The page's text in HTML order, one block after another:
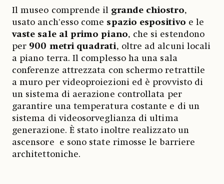
Il museo comprende il grande chiostro,
usato anch'esso come spazio espositivo e le
vaste sale al primo piano, che si estendono
per 900 metri quadrati, oltre ad alcuni locali
a piano terra. Il complesso ha una sala
conferenze attrezzata con schermo retrattile
a muro per videoproiezioni ed è provvisto di
un sistema di aerazione controllata per
garantire una temperatura costante e di un
sistema di videosorveglianza di ultima
generazione. È stato inoltre realizzato un
ascensore e sono state rimosse le barriere
architettoniche.